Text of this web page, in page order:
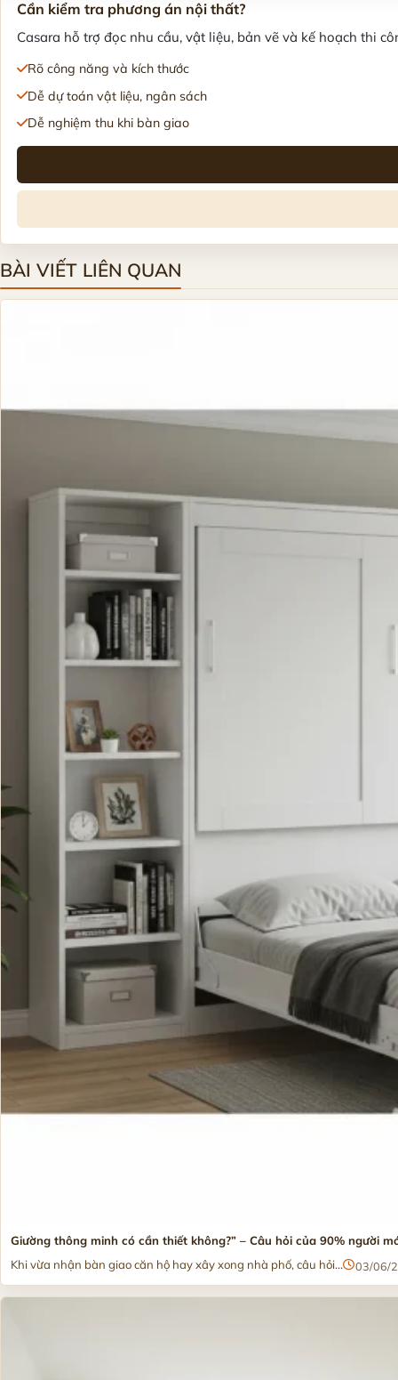
Cần kiểm tra phương án nội thất?
Casara hỗ trợ đọc nhu cầu, vật liệu, bản vẽ và kế hoạch thi
Rõ công năng và kích thước
Dễ dự toán vật liệu, ngân sách
Dễ nghiệm thu khi bàn giao
BÀI VIẾT LIÊN QUAN
Giường thông minh có cần thiết không?” – Câu hỏi của 90% người
Khi vừa nhận bàn giao căn hộ hay xây xong nhà phố, câu hỏi...
03/06/